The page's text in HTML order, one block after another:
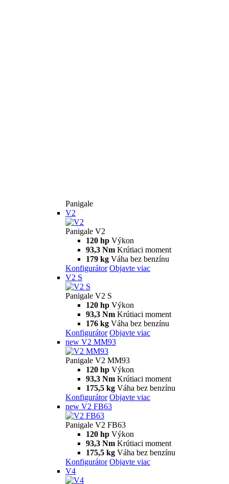
Panigale
V2
Panigale V2
120 hp Výkon
93,3 Nm Krútiaci moment
179 kg Váha bez benzínu
Konfigurátor Objavte viac
V2 S
Panigale V2 S
120 hp Výkon
93,3 Nm Krútiaci moment
176 kg Váha bez benzínu
Konfigurátor Objavte viac
new V2 MM93
Panigale V2 MM93
120 hp Výkon
93,3 Nm Krútiaci moment
175,5 kg Váha bez benzínu
Konfigurátor Objavte viac
new V2 FB63
Panigale V2 FB63
120 hp Výkon
93,3 Nm Krútiaci moment
175,5 kg Váha bez benzínu
Konfigurátor Objavte viac
V4